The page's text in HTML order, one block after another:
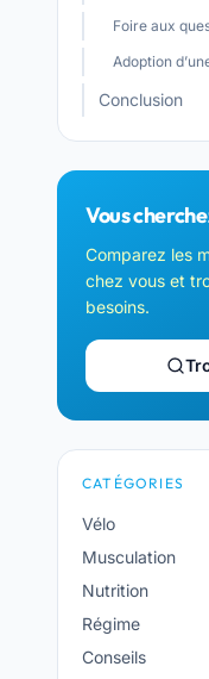
Foire aux
Adoption
Conclusion
Vous
Comparez les
chez vous et
besoins.
CATÉGORIES
Vélo
Musculation
Nutrition
Régime
Conseils